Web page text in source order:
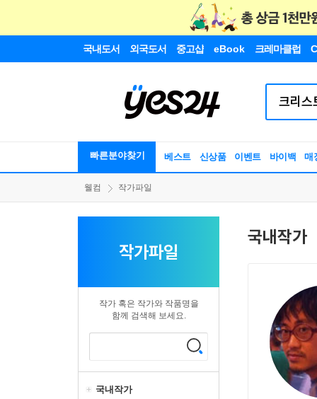
국내도서 외국도서 중고샵 eBook 크레마클럽
빠른분야찾기 베스트 신상품 이벤트 바이백 매
웰컴 작가파일
작가파일
작가 혹은 작가와 작품명을
함께 검색해 보세요.
국내작가
국내작가